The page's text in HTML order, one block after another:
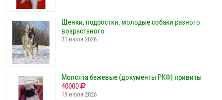
Щенки, подростки, молодые собаки разного
возрастаного
21 июля 2026
Мопсята бежевые (документы РКФ) привиты
40000
19 июля 2026